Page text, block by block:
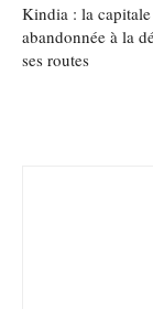
Kindia : la
abandonnée à la
ses routes